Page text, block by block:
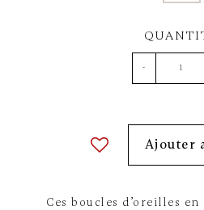
-
Ajouter
Ces boucles d’oreilles